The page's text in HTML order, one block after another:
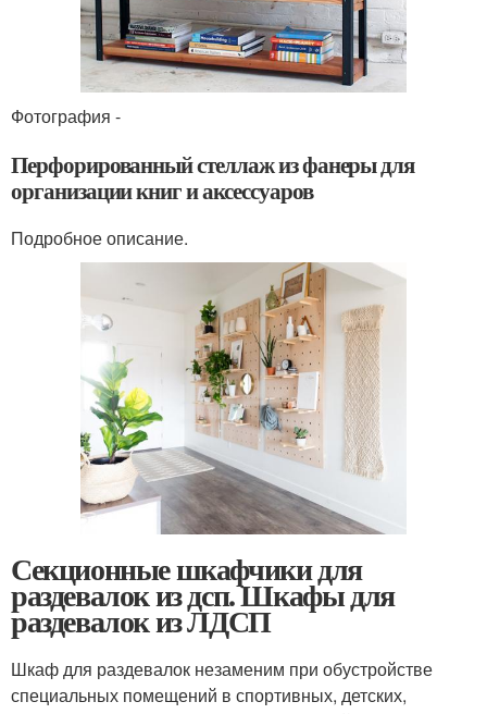
Фотография -
Перфорированный стеллаж из фанеры для
организации книг и аксессуаров
Подробное описание.
Секционные шкафчики для
раздевалок из дсп. Шкафы для
раздевалок из ЛДСП
Шкаф для раздевалок незаменим при обустройстве
специальных помещений в спортивных, детских,